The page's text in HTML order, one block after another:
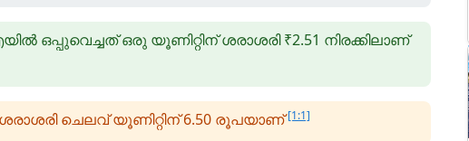
ഒരു യൂണിറ്റിന് ശരാശരി ₹2.51 നിരക്കിലാണ്
ചെലവ് യൂണിറ്റിന് 6.50 രൂപയാണ്[1:1]